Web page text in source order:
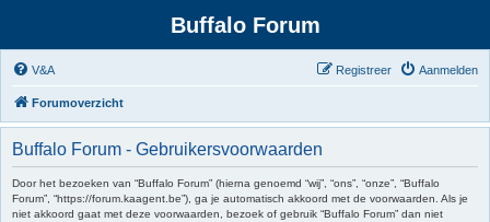
Buffalo Forum
V&A Aanmelden
Registreer
Forumoverzicht
Buffalo Forum - Gebruikersvoorwaarden
Door het bezoeken van “Buffalo Forum” (hierna genoemd “wij”, “ons”, “onze”, “Buffalo
Forum”, “https://forum.kaagent.be”), ga je automatisch akkoord met de voorwaarden. Als je
niet akkoord gaat met deze voorwaarden, bezoek of gebruik “Buffalo Forum” dan niet